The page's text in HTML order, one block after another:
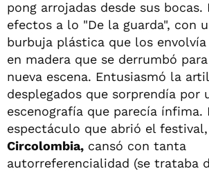
pong arrojadas desde sus bocas.
efectos a lo "De la guarda", con
burbuja plástica que los
en madera que se derrumbó
nueva escena. Entusiasmó la
desplegados que sorprendía por
escenografía que parecía ínfima.
espectáculo que abrió el festival,
Circolombia, cansó con tanta
autorreferencialidad (se trataba